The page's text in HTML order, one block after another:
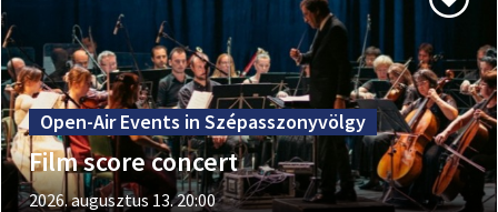
Open-Air Events in Szépasszonyvölgy
Film score concert
2026. augusztus 13. 20:00